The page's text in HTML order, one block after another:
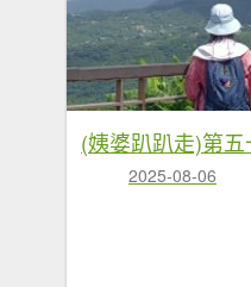
2025-08-06